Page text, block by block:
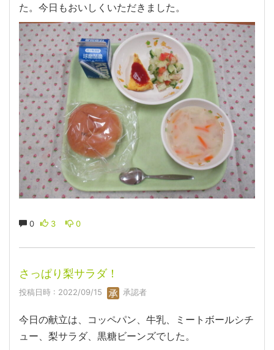
た。今日もおいしくいただきました。
0 3 0
さっぱり梨サラダ！
投稿日時 : 2022/09/15 承認者
今日の献立は、コッペパン、牛乳、ミートボールシチ
ュー、梨サラダ、黒糖ビーンズでした。